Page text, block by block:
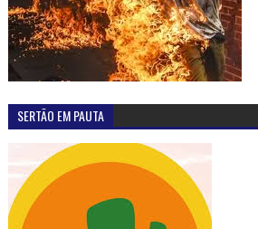
SERTÃO EM PAUTA